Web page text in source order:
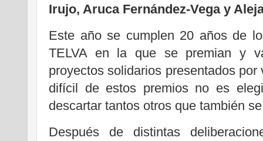
Irujo, Aruca Fernández-Vega y
Este año se cumplen 20 años de
TELVA en la que se premian y
proyectos solidarios presentados
difícil de estos premios no es
descartar tantos otros que también
Después de distintas